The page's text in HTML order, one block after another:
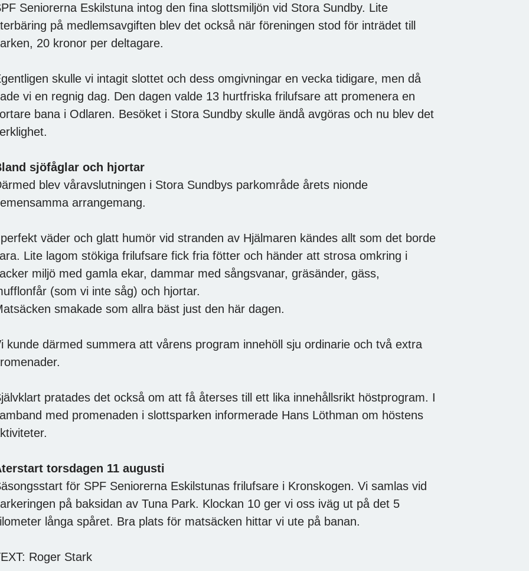
Seniorerna Eskilstuna intog den fina slottsmiljön vid Stora Sundby. Lite
på medlemsavgiften blev det också när föreningen stod för inträdet till
20 kronor per deltagare.
skulle vi intagit slottet och dess omgivningar en vecka tidigare, men då
vi en regnig dag. Den dagen valde 13 hurtfriska frilufsare att promenera en
bana i Odlaren. Besöket i Stora Sundby skulle ändå avgöras och nu blev det
sjöfåglar och hjortar
blev våravslutningen i Stora Sundbys parkområde årets nionde
arrangemang.
väder och glatt humör vid stranden av Hjälmaren kändes allt som det borde
Lite lagom stökiga frilufsare fick fria fötter och händer att strosa omkring i
miljö med gamla ekar, dammar med sångsvanar, gräsänder, gäss,
(som vi inte såg) och hjortar.
smakade som allra bäst just den här dagen.
kunde därmed summera att vårens program innehöll sju ordinarie och två extra
pratades det också om att få återses till ett lika innehållsrikt höstprogram. I
med promenaden i slottsparken informerade Hans Löthman om höstens
torsdagen 11 augusti
för SPF Seniorerna Eskilstunas frilufsare i Kronskogen. Vi samlas vid
på baksidan av Tuna Park. Klockan 10 ger vi oss iväg ut på det 5
långa spåret. Bra plats för matsäcken hittar vi ute på banan.
Roger Stark